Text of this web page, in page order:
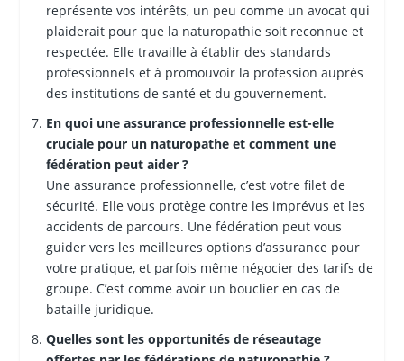
représente vos intérêts, un peu comme un avocat qui
plaiderait pour que la naturopathie soit reconnue et
respectée. Elle travaille à établir des standards
professionnels et à promouvoir la profession auprès
des institutions de santé et du gouvernement.
En quoi une assurance professionnelle est-elle
cruciale pour un naturopathe et comment une
fédération peut aider ?
Une assurance professionnelle, c’est votre filet de
sécurité. Elle vous protège contre les imprévus et les
accidents de parcours. Une fédération peut vous
guider vers les meilleures options d’assurance pour
votre pratique, et parfois même négocier des tarifs de
groupe. C’est comme avoir un bouclier en cas de
bataille juridique.
Quelles sont les opportunités de réseautage